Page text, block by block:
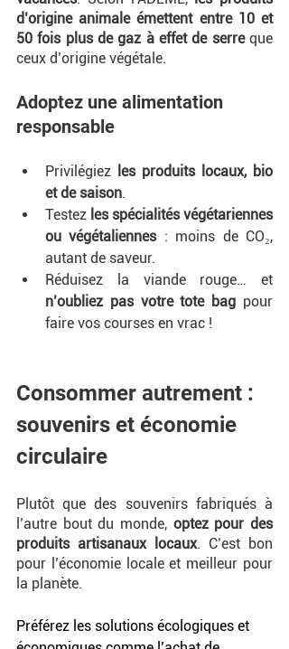
d’origine animale émettent entre 10 et
50 fois plus de gaz à effet de serre que
ceux d’origine végétale.
Adoptez une alimentation
responsable
Privilégiez les produits locaux, bio
et de saison.
Testez les spécialités végétariennes
ou végétaliennes : moins de CO₂,
autant de saveur.
n’oubliez pas votre tote bag pour
faire vos courses en vrac !
Consommer autrement :
souvenirs et économie
circulaire
Plutôt que des souvenirs fabriqués à
l’autre bout du monde, optez pour des
produits artisanaux locaux. C’est bon
pour l’économie locale et meilleur pour
la planète.
Préférez les solutions écologiques et